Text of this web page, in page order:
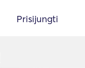
Prisijungti